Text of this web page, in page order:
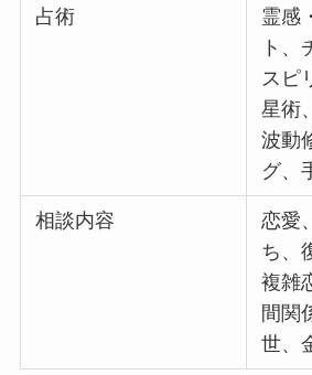
占術
霊感
ト、
スピ
星術
波動
グ、
相談内容
恋愛
ち、
複雑
間関
世、